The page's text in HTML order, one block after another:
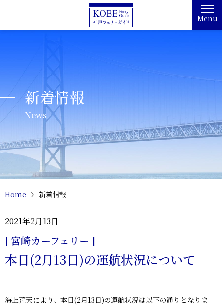
Menu
新着情報
News
Home 新着情報
2021年2月13日
[ 宮崎カーフェリー ]
本日(2月13日)の運航状況について
海上荒天により、本日(2月13日)の運航状況は以下の通りとなりま